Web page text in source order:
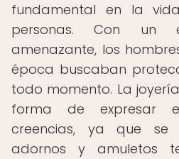
fundamental en la
personas. Con un
amenazante, los
época buscaban
todo momento. La
forma de expresar
creencias, ya que se
adornos y amuletos